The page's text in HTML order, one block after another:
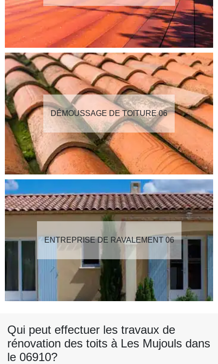
DÉMOUSSAGE DE TOITURE 06
ENTREPRISE DE RAVALEMENT 06
Qui peut effectuer les travaux de
rénovation des toits à Les Mujouls dans
le 06910?